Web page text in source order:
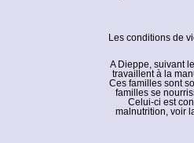
Les conditions de
A Dieppe, suivant
travaillent à la
Ces familles sont
familles se
Celui-ci est
malnutrition, voir